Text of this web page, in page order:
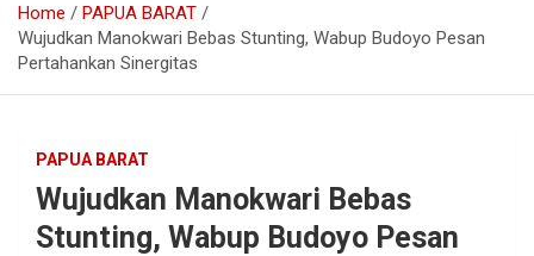
Home
PAPUA BARAT
Wujudkan Manokwari Bebas Stunting, Wabup Budoyo Pesan
Pertahankan Sinergitas
PAPUA BARAT
Wujudkan Manokwari Bebas
Stunting, Wabup Budoyo Pesan